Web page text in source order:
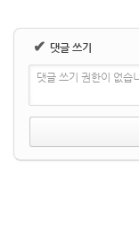
✔ 댓글 쓰기
댓글 쓰기 권한이 없습